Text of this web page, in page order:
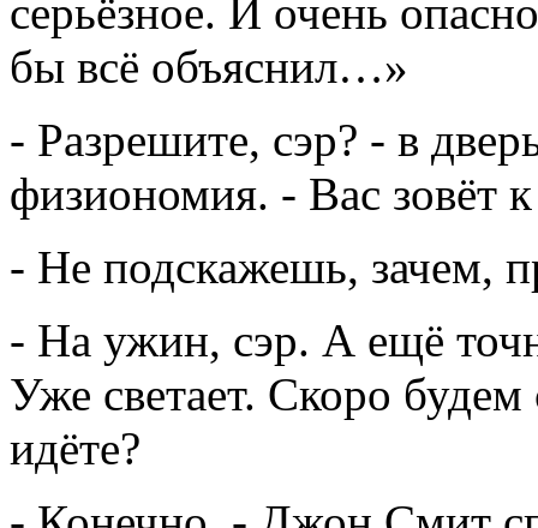
серьёзное. И очень
бы всё объяснил…»
- Разрешите, сэр? - в
физиономия. - Вас зовёт к
- Не подскажешь, зачем,
- На ужин, сэр. А ещё
Уже светает. Скоро
идёте?